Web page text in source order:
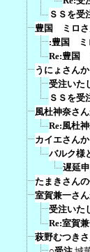
ＳＳを受
豊国 ミロさ
:豊国 ミ
Re:豊国
うにょさん
受注いた
ＳＳを受
風杜神奈さ
Re:風杜
カイエさん
バルク様
遅延
たまきさん
室賀兼一さ
受注いた
Re:室賀
萩野むつき